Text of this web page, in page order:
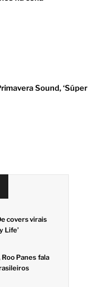
Sound, ‘Súper
covers virais
Life’
Panes fala